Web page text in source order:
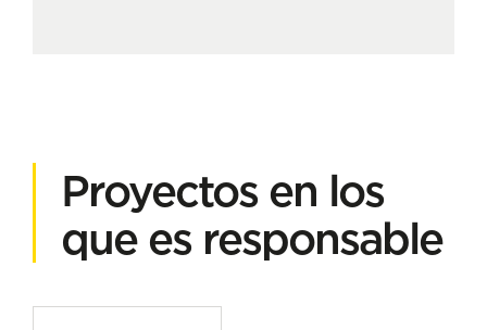
Proyectos en los
que es responsable